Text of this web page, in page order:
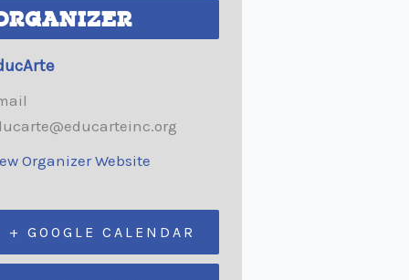
Organizer Website
+ GOOGLE CALENDAR